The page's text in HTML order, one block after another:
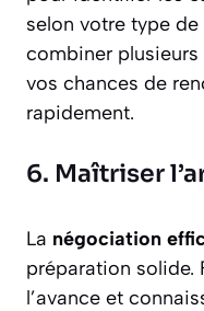
selon votre type de
combiner
vos chances de
rapidement.
6. Maîtriser
La négociation
préparation solide.
l’avance et